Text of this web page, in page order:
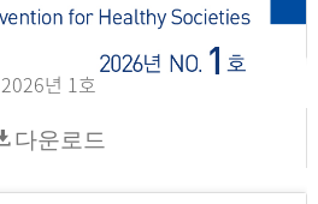
2026년 1호
다운로드